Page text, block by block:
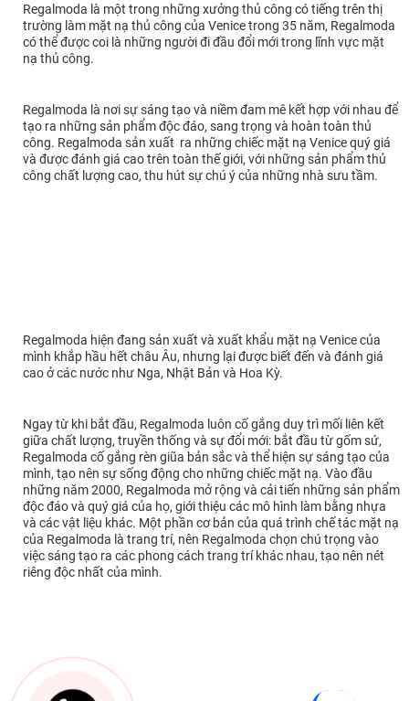
Regalmoda là một trong những xưởng thủ công có tiếng trên thị
trường làm mặt nạ thủ công của Venice trong 35 năm, Regalmoda
có thể được coi là những người đi đầu đổi mới trong lĩnh vực mặt
nạ thủ công.
Regalmoda là nơi sự sáng tạo và niềm đam mê kết hợp với nhau để
tạo ra những sản phẩm độc đáo, sang trọng và hoàn toàn thủ
công. Regalmoda sản xuất ra những chiếc mặt nạ Venice quý giá
và được đánh giá cao trên toàn thế giới, với những sản phẩm thủ
công chất lượng cao, thu hút sự chú ý của những nhà sưu tầm.
Regalmoda hiện đang sản xuất và xuất khẩu mặt nạ Venice của
mình khắp hầu hết châu Âu, nhưng lại được biết đến và đánh giá
cao ở các nước như Nga, Nhật Bản và Hoa Kỳ.
Ngay từ khi bắt đầu, Regalmoda luôn cố gắng duy trì mối liên kết
giữa chất lượng, truyền thống và sự đổi mới: bắt đầu từ gốm sứ,
Regalmoda cố gắng rèn giũa bản sắc và thể hiện sự sáng tạo của
mình, tạo nên sự sống động cho những chiếc mặt nạ. Vào đầu
những năm 2000, Regalmoda mở rộng và cải tiến những sản phẩm
độc đáo và quý giá của họ, giới thiệu các mô hình làm bằng nhựa
và các vật liệu khác. Một phần cơ bản của quá trình chế tác mặt nạ
của Regalmoda là trang trí, nên Regalmoda chọn chú trọng vào
việc sáng tạo ra các phong cách trang trí khác nhau, tạo nên nét
riêng độc nhất của mình.